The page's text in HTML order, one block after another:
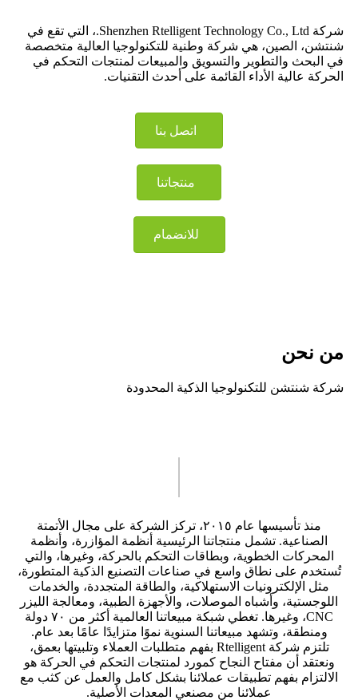
شركة Shenzhen Rtelligent Technology Co., Ltd.، التي تقع في
شنتشن، الصين، هي شركة وطنية للتكنولوجيا العالية متخصصة
في البحث والتطوير والتسويق والمبيعات لمنتجات التحكم في
الحركة عالية الأداء القائمة على أحدث التقنيات.
اتصل بنا
منتجاتنا
للانضمام
من نحن
شركة شنتشن للتكنولوجيا الذكية المحدودة
منذ تأسيسها عام ٢٠١٥، تركز الشركة على مجال الأتمتة
الصناعية. تشمل منتجاتنا الرئيسية أنظمة المؤازرة، وأنظمة
المحركات الخطوية، وبطاقات التحكم بالحركة، وغيرها، والتي
تُستخدم على نطاق واسع في صناعات التصنيع الذكية المتطورة،
مثل الإلكترونيات الاستهلاكية، والطاقة المتجددة، والخدمات
اللوجستية، وأشباه الموصلات، والأجهزة الطبية، ومعالجة الليزر
CNC، وغيرها. تغطي شبكة مبيعاتنا العالمية أكثر من ٧٠ دولة
ومنطقة، وتشهد مبيعاتنا السنوية نموًا متزايدًا عامًا بعد عام.
تلتزم شركة Rtelligent بفهم متطلبات العملاء وتلبيتها بعمق،
ونعتقد أن مفتاح النجاح كمورد لمنتجات التحكم في الحركة هو
الالتزام بفهم تطبيقات عملائنا بشكل كامل والعمل عن كثب مع
عملائنا من مصنعي المعدات الأصلية.